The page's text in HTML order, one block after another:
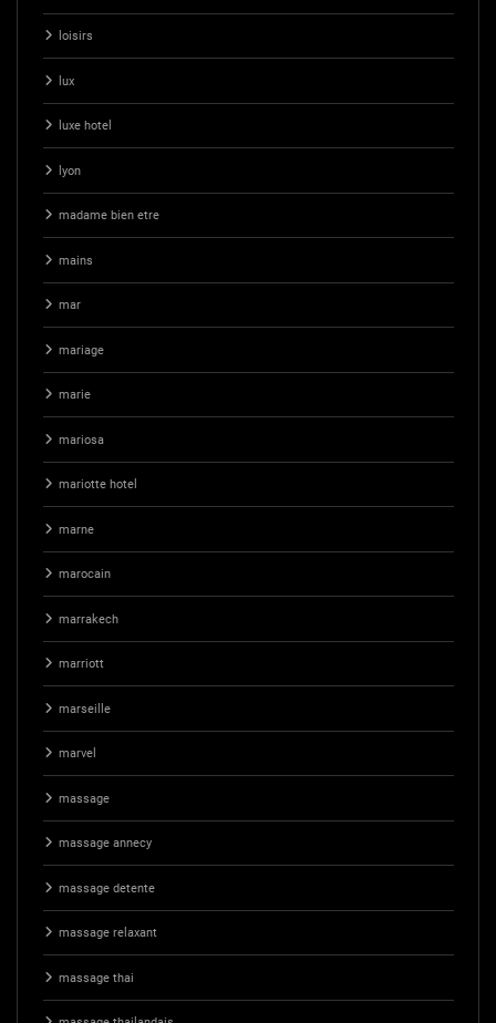
loisirs
lux
luxe hotel
lyon
madame bien etre
mains
mar
mariage
marie
mariosa
mariotte hotel
marne
marocain
marrakech
marriott
marseille
marvel
massage
massage annecy
massage detente
massage relaxant
massage thai